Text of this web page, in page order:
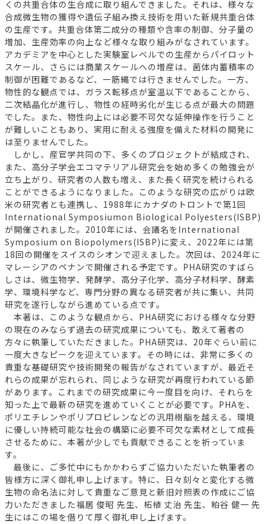
くの共重合体の生合成に取り組んできました。それは、様々な
合成微生物の獲得や遺伝子組み換え技術を用いた新規共重合体
の生産です。共重合体第二成分の種類や含率の制御、分子量の
増加、生産効率の向上など様々な取り組みがなされています。
アカデミアを中心とした実験室レベルでの生産からパイロット
スケール、さらには商業スケールへの増産は、菌体内蓄積率の
制御が困難であるなど、一筋縄では行きませんでした。一方、
物性的な観点では、ガラス転移点が室温以下であることから、
二次結晶化が進行し、物性の経時劣化が生じる点が最大の問題
でした。また、物性向上には必要不可欠な延伸操作を行うこと
が難しいこともあり、実用に耐える強度を備えた材料の開発に
は至りませんでした。
しかし、産官学共同の下、多くのプロジェクトが結成され、
また、高分子学会エコマテリアル研究会を始め多くの勉強会が
立ち上がり、研究者の人数も増え、また長く研究を続けられる
ことができるようになりました。このような研究の広がりは欧
米の研究者とも連携し、1988年にカナダのトロントで第1回
International Symposiumon Biological Polyesters(ISBP)
が開催されました。2010年には、会議名をInternational
Symposium on Biopolymers(ISBP)に変え、2022年には第
18回の開催をスイスのシオンで迎えました。次回は、2024年に
マレーシアのペナンで開催される予定です。PHA研究のすばら
しさは、微生物学、発酵学、高分子化学、高分子材料学、酵素
学、環境科学など、専門分野の異なる研究者が共に集い、共同
研究を遂行しながら進めている点です。
本著は、このような観点から、PHA研究における様々な分野
の現在のみならず過去の研究成果についても、敢えて著者の
方々に執筆していただきました。PHA研究は、20年ぐらい前に
一度大きなピークを迎えています。その時には、非常に多くの
貴重な基礎研究や技術開発の報告がなされていますが、最近そ
れらの成果が忘れられ、同じような研究が再度行われている節
があります。これまでの研究成果に今一度目を向け、それらを
知った上で最新の研究を進めていくことが必要です。PHAを、
ポリエチレンやポリプロピレンなどの汎用樹脂を越える、環境
に優しい持続可能な社会の構築に必要不可欠な素材として成長
させるために、本著が少しでも貢献できることを祈っていま
す。
最後に、ご多忙中にもかかわらずご協力いただいた執筆者の
皆様方に深く御礼申し上げます。特に、日々刻々と変化する微
生物の命名法に対して貴重なご意見と新旧対照表の作成にご協
力いただきました福居 俊昭 先生、柘植 丈治 先生、粕谷 健一 先
生にはこの場を借りて厚く御礼申し上げます。